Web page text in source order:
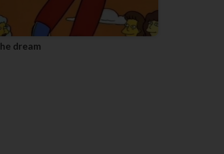
The dream